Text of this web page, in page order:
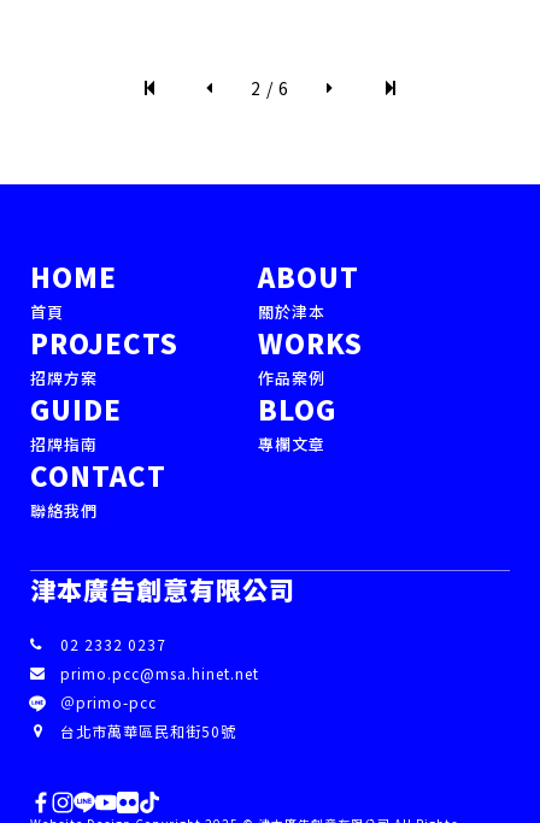
2 / 6
津本廣告創意有限公司
02 2332 0237
primo.pcc@msa.hinet.net
＠primo-pcc
台北市萬華區民和街50號
HOME
首頁
ABOUT
關於津本
PROJECTS
招牌方案
WORKS
作品案例
GUIDE
招牌指南
BLOG
專欄文章
CONTACT
聯絡我們